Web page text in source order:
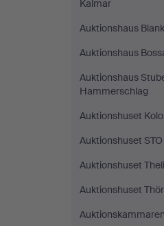
Kalmar
Auktionshaus Blank
Auktionshaus
Auktionshaus
Hammerschlag
Auktionshuset
Auktionshuset
Auktionshuset
Auktionshuset